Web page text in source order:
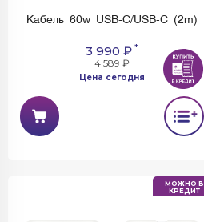
Кабель 60w USB-C/USB-C (2m)
3 990 ₽ *
4 589 ₽
Цена сегодня
МОЖНО В
КРЕДИТ